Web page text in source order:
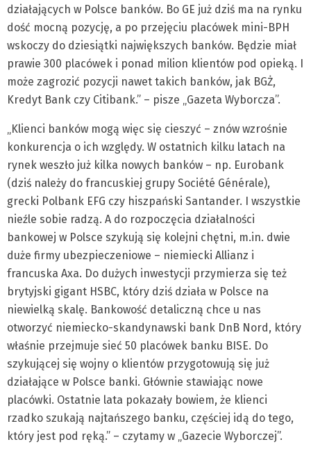
działających w Polsce banków. Bo GE już dziś ma na rynku
dość mocną pozycję, a po przejęciu placówek mini-BPH
wskoczy do dziesiątki największych banków. Będzie miał
prawie 300 placówek i ponad milion klientów pod opieką. I
może zagrozić pozycji nawet takich banków, jak BGŻ,
Kredyt Bank czy Citibank.” – pisze „Gazeta Wyborcza”.
„Klienci banków mogą więc się cieszyć – znów wzrośnie
konkurencja o ich względy. W ostatnich kilku latach na
rynek weszło już kilka nowych banków – np. Eurobank
(dziś należy do francuskiej grupy Société Générale),
grecki Polbank EFG czy hiszpański Santander. I wszystkie
nieźle sobie radzą. A do rozpoczęcia działalności
bankowej w Polsce szykują się kolejni chętni, m.in. dwie
duże firmy ubezpieczeniowe – niemiecki Allianz i
francuska Axa. Do dużych inwestycji przymierza się też
brytyjski gigant HSBC, który dziś działa w Polsce na
niewielką skalę. Bankowość detaliczną chce u nas
otworzyć niemiecko-skandynawski bank DnB Nord, który
właśnie przejmuje sieć 50 placówek banku BISE. Do
szykującej się wojny o klientów przygotowują się już
działające w Polsce banki. Głównie stawiając nowe
placówki. Ostatnie lata pokazały bowiem, że klienci
rzadko szukają najtańszego banku, częściej idą do tego,
który jest pod ręką.” – czytamy w „Gazecie Wyborczej”.